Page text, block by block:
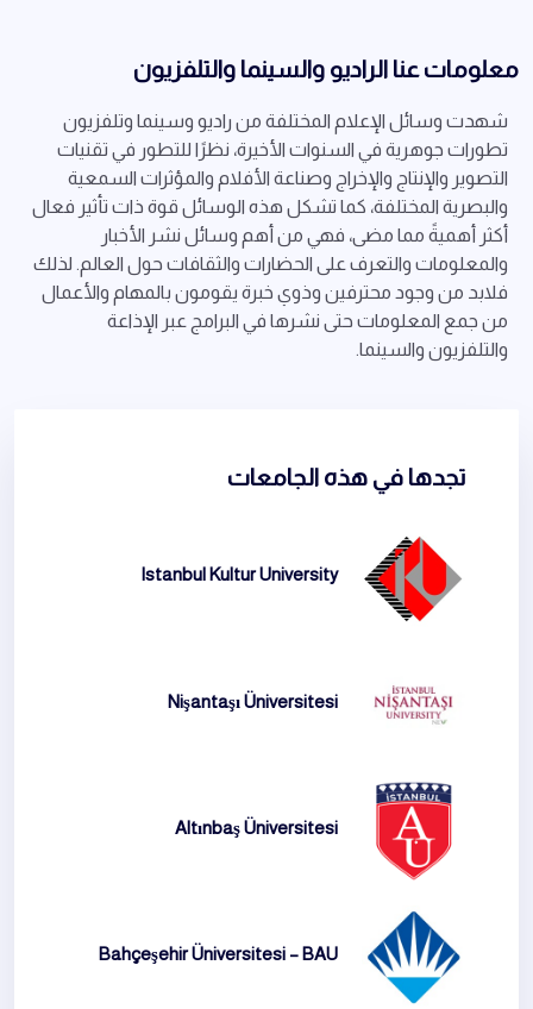
معلومات عنا الراديو والسينما والتلفزيون
شهدت وسائل الإعلام المختلفة من راديو وسينما وتلفزيون
تطورات جوهرية في السنوات الأخيرة، نظرًا للتطور في تقنيات
التصوير والإنتاج والإخراج وصناعة الأفلام والمؤثرات السمعية
والبصرية المختلفة، كما تشكل هذه الوسائل قوة ذات تأثير فعال
أكثر أهميةً مما مضى، فهي من أهم وسائل نشر الأخبار
والمعلومات والتعرف على الحضارات والثقافات حول العالم. لذلك
فلابد من وجود محترفين وذوي خبرة يقومون بالمهام والأعمال
من جمع المعلومات حتى نشرها في البرامج عبر الإذاعة
والتلفزيون والسينما.
تجدها في هذه الجامعات
Istanbul Kultur University
Nişantaşı Üniversitesi
Altınbaş Üniversitesi
Bahçeşehir Üniversitesi – BAU